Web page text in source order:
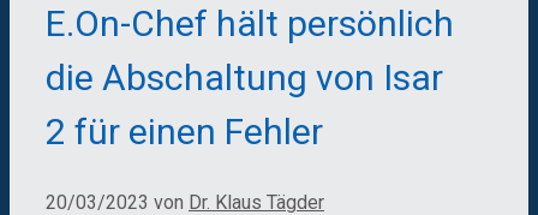
E.On-Chef hält persönlich
die Abschaltung von Isar
2 für einen Fehler
20/03/2023 von Dr. Klaus Tägder